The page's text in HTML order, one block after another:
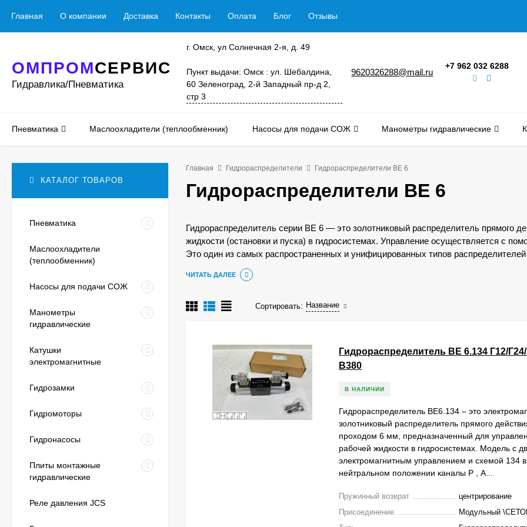
Главная О компании Доставка Контакты Оплата Блог Отзывы
ОМПРОМСЕРВИС
Гидравлика/Пневматика
г. Омск, ул Солнечная 2-я, д. 49
Пункт выдачи: Омск : ул. Шебалдина,
60 Зеленоград, 2-й Западный пр-д 2,
стр 3
9620326288@mail.ru
+7 962 032 6288
Пневматика Маслоохладители (теплообменник) Насосы для подачи СОЖ Манометры гидравлические
Главная Гидрораспределители Гидрораспределители ВЕ 6
Гидрораспределители ВЕ 6
Гидрораспределитель серии ВЕ 6 — это золотниковый распределитель прямого
жидкости (остановки и пуска) в гидросистемах. Управление осуществляется с
Это один из самых распространенных и унифицированных типов
Гидрораспределитель серии ВЕ относятся к модульной гидравлики что
дистанционное или автоматическое управление.
золотниковый гидрораспределитель
электромагнитное управление
условный проход = 6мм
Схема распределения рабочей жидкости
подробная таблица со схематическим обозначением см.ниже
без пружинного возврата с фиксацией для схем 574, 574А
Переменный ток: Постоянный ток:
В24 = 24В Г12-12В
В36 = 36В Г24=24В
ЧИТАТЬ ДАЛЕЕ
Сортировать: Название
Гидрораспределитель ВЕ 6.134 Г12/
В380
В НАЛИЧИИ
Гидрораспределитель ВЕ6.134 – это
золотниковый распределитель прямого
проходом 6 мм, предназначенный для
рабочей жидкости в гидросистемах. Модель с
электромагнитным управлением и схемой 134 в
нейтральном положении каналы Р , А...
Пружинный возврат
центрирование
Присоединение
Модульный
КАТАЛОГ ТОВАРОВ
Пневматика
Маслоохладители
(теплообменник)
Насосы для подачи СОЖ
Манометры
гидравлические
Катушки
электромагнитные
Гидрозамки
Гидромоторы
Гидронасосы
Плиты монтажные
гидравлические
Реле давления JCS